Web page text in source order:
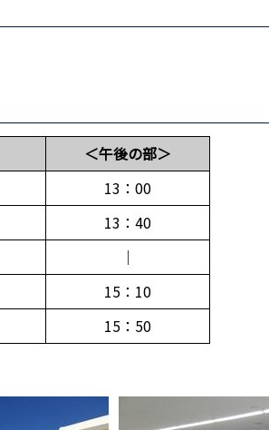
＜午後の部＞
13：00
13：40
｜
15：10
15：50